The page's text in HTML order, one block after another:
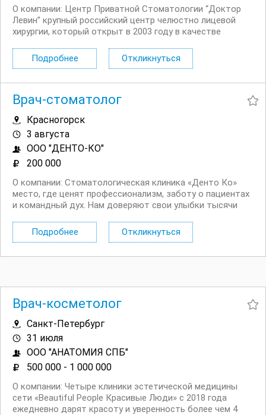
О компании: Центр Приватной Стоматологии “Доктор
Левин” крупный российский центр челюстно лицевой
хирургии, который открыт в 2003 году в качестве
Biocare. Обязанности: Проведение терапевтических
стоматологических процедур....
Подробнее Откликнуться
Врач-стоматолог
Красногорск
3 августа
ООО "ДЕНТО-КО"
200 000
О компании: Стоматологическая клиника «Денто Ко»
место, где ценят профессионализм, заботу о пациентах
и командный дух. Нам доверяют свои улыбки тысячи
частью команды, которая делает мир красивее по
одной улыбке за раз! Обязанности:...
Подробнее Откликнуться
Врач-косметолог
Санкт-Петербург
31 июля
ООО "АНАТОМИЯ СПБ"
500 000 - 1 000 000
О компании: Четыре клиники эстетической медицины
сети «Beautiful People Красивые Люди» с 2018 года
ежедневно дарят красоту и уверенность более чем 4